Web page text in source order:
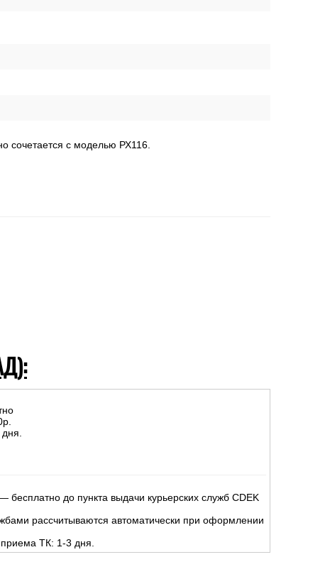
сочетается с моделью РХ116.
до пункта выдачи курьерских служб CDEK
рассчитываются автоматически при оформлении
приема ТК: 1-3 дня.